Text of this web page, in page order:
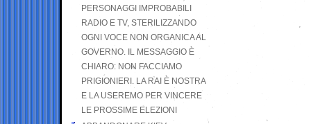
PERSONAGGI IMPROBABILI
RADIO E TV, STERILIZZANDO
OGNI VOCE NON ORGANICA AL
GOVERNO. IL MESSAGGIO È
CHIARO: NON FACCIAMO
PRIGIONIERI. LA RAI È NOSTRA
E LA USEREMO PER VINCERE
LE PROSSIME ELEZIONI